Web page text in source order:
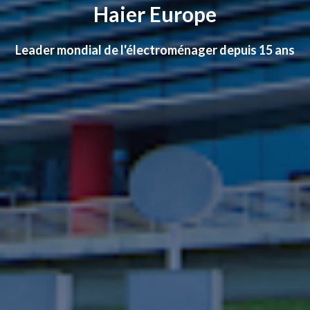
Haier Europe
Leader mondial de l'électroménager depuis 15 ans